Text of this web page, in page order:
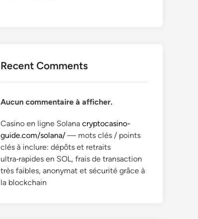
Recent Comments
Aucun commentaire à afficher.
Casino en ligne Solana cryptocasino-
guide.com/solana/ — mots clés / points
clés à inclure: dépôts et retraits
ultra‑rapides en SOL, frais de transaction
très faibles, anonymat et sécurité grâce à
la blockchain